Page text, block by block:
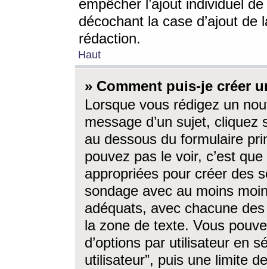
empêcher l’ajout individuel
décochant la case d’ajout
rédaction.
Haut
» Comment puis-je créer
Lorsque vous rédigez un
message d’un sujet, cliquez
au dessous du formulaire
pouvez pas le voir, c’est
appropriées pour créer des
sondage avec au moins
adéquats, avec chacune
la zone de texte. Vous
d’options par utilisateur en
utilisateur”, puis une limite